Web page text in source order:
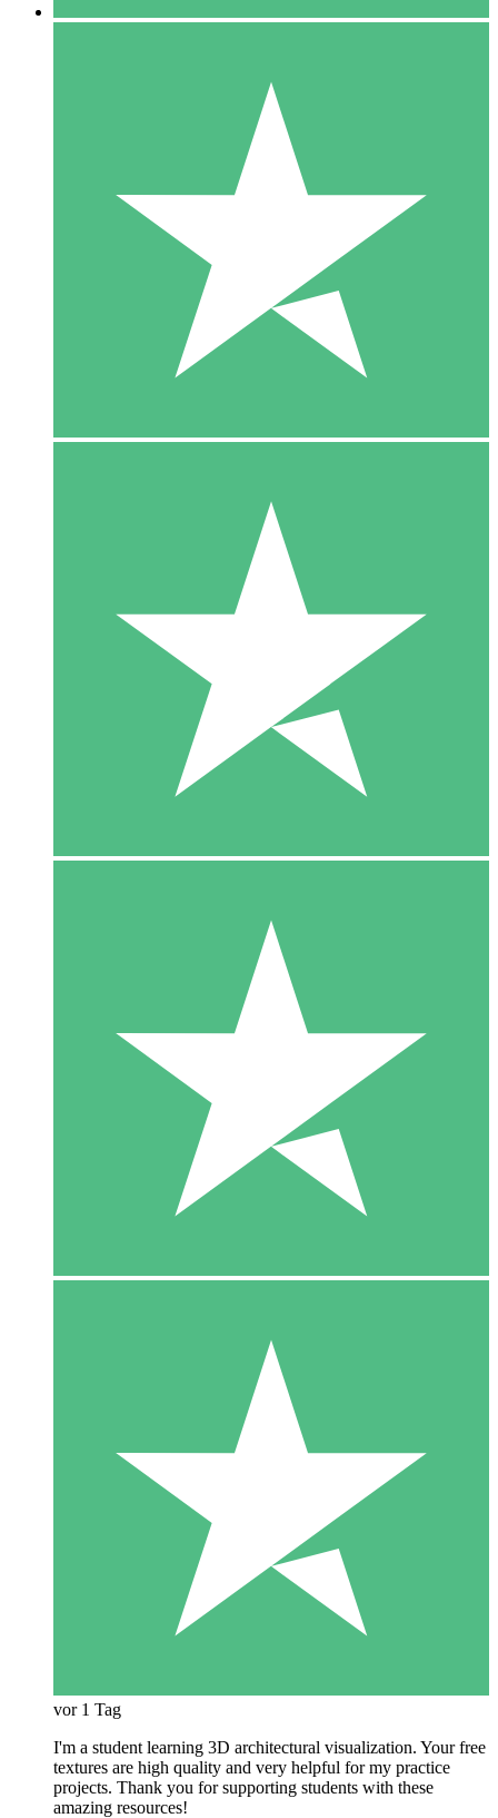
vor 1 Tag
I'm a student learning 3D architectural visualization. Your free
textures are high quality and very helpful for my practice
projects. Thank you for supporting students with these
amazing resources!